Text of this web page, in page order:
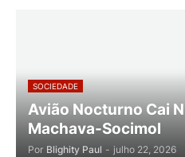
SOCIEDADE
Avião Nocturno Cai
Machava-Socimol
Por Blighity Paul - julho 22, 2026